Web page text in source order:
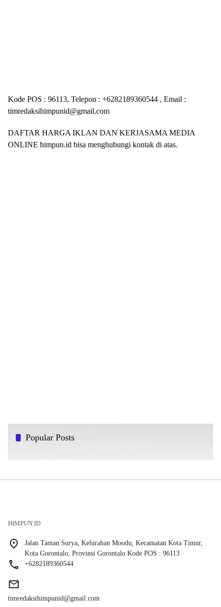
Kode POS : 96113, Telepon : +6282189360544 , Email :
timredaksihimpunid@gmail.com
DAFTAR HARGA IKLAN DAN KERJASAMA MEDIA
ONLINE himpun.id bisa menghubungi kontak di atas.
Popular Posts
HIMPUN.ID
Jalan Taman Surya, Kelurahan Moodu, Kecamatan Kota Timur,
Kota Gorontalo, Provinsi Gorontalo Kode POS : 96113
+6282189360544
timredaksihimpunid@gmail.com